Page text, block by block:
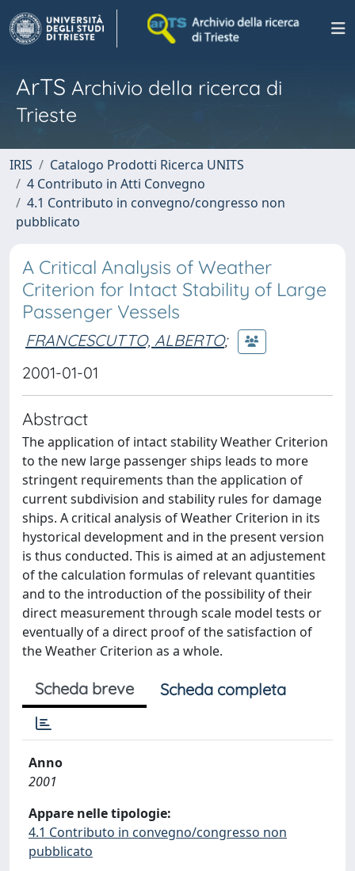
ArTS Archivio della ricerca di
Trieste
IRIS
Catalogo Prodotti Ricerca UNITS
4 Contributo in Atti Convegno
4.1 Contributo in convegno/congresso non
pubblicato
A Critical Analysis of Weather
Criterion for Intact Stability of Large
Passenger Vessels
FRANCESCUTTO, ALBERTO;
2001-01-01
Abstract
The application of intact stability Weather Criterion
to the new large passenger ships leads to more
stringent requirements than the application of
current subdivision and stability rules for damage
ships. A critical analysis of Weather Criterion in its
hystorical development and in the present version
is thus conducted. This is aimed at an adjustement
of the calculation formulas of relevant quantities
and to the introduction of the possibility of their
direct measurement through scale model tests or
eventually of a direct proof of the satisfaction of
the Weather Criterion as a whole.
Scheda breve Scheda completa
Anno
2001
Appare nelle tipologie:
4.1 Contributo in convegno/congresso non
pubblicato